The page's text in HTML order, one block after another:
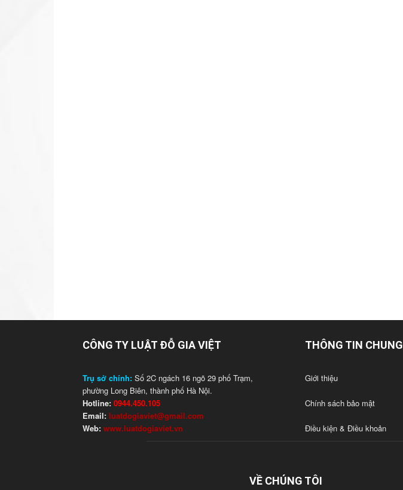
CÔNG TY LUẬT ĐỖ GIA VIỆT
Trụ sở chính: Số 2C ngách 16 ngõ 29 phố Trạm,
phường Long Biên, thành phố Hà Nội.
Hotline: 0944.450.105
Email: luatdogiaviet@gmail.com
Web: www.luatdogiaviet.vn
THÔNG TIN CHUNG
Giới thiệu
Chính sách bảo mật
Điều kiện & Điều khoản
VỀ CHÚNG TÔI